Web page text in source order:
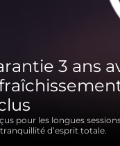
3 ans
pour les longues
d’esprit totale.